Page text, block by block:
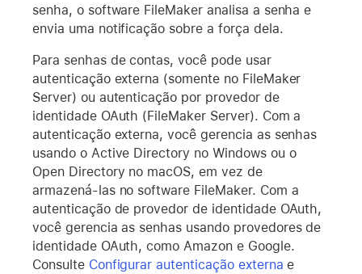
senha, o software FileMaker analisa a senha e
envia uma notificação sobre a força dela.
Para senhas de contas, você pode usar
autenticação externa (somente no FileMaker
Server) ou autenticação por provedor de
identidade OAuth (FileMaker Server). Com a
autenticação externa, você gerencia as senhas
usando o Active Directory no Windows ou o
Open Directory no macOS, em vez de
armazená-las no software FileMaker. Com a
autenticação de provedor de identidade OAuth,
você gerencia as senhas usando provedores de
identidade OAuth, como Amazon e Google.
Consulte Configurar autenticação externa e